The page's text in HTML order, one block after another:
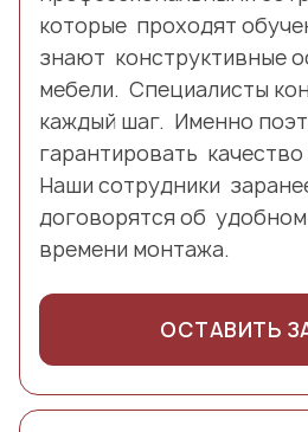
которые проходят
знают конструктивные
мебели. Специалисты
каждый шаг. Именно
гарантировать
Наши сотрудники
договорятся об удобном
времени монтажа.
ОСТАВИТЬ